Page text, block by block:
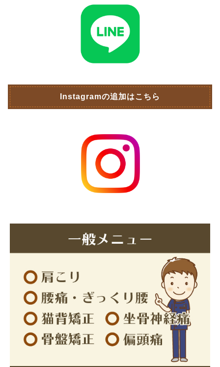
Instagramの追加はこちら